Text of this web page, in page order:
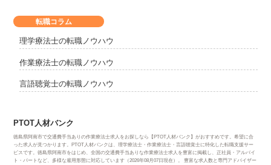
転職コラム
理学療法士の転職ノウハウ
作業療法士の転職ノウハウ
言語聴覚士の転職ノウハウ
PTOT人材バンク
徳島県阿南市で交通費手当ありの作業療法士求人をお探しなら【PTOT人材バンク】がおすすめです。希望に合
った求人が見つかります。PTOT人材バンクは、理学療法士・作業療法士・言語聴覚士に特化した転職支援サー
ビスです。徳島県阿南市をはじめ、全国の交通費手当ありな作業療法士求人を豊富に掲載し、正社員・アルバイ
ト・パートなど、多様な雇用形態に対応しています（2026年08月07日現在）。 豊富な求人数と専門アドバイザー